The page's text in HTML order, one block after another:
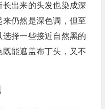
出来的头发也染成深
仍然是深色调，但至
择一些接近自然黑的
能遮盖布丁头，又不